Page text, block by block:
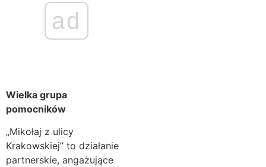
ad
Wielka grupa
pomocników
„Mikołaj z ulicy
Krakowskiej” to działanie
partnerskie, angażujące